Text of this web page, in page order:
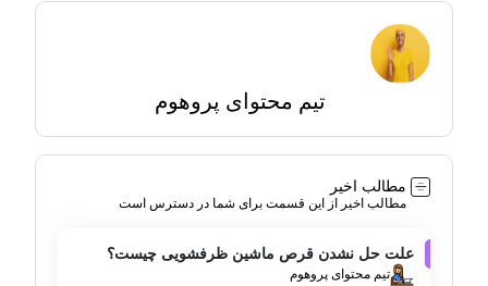
تیم محتوای پروهوم
مطالب اخیر
مطالب اخیر از این قسمت برای شما در دسترس است
علت حل نشدن قرص ماشین ظرفشویی چیست؟
تیم محتوای پروهوم